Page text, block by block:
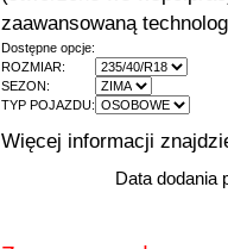
zaawansowaną
Dostępne opcje:
ROZMIAR:
SEZON:
TYP POJAZDU:
Więcej informacji
Data dodania